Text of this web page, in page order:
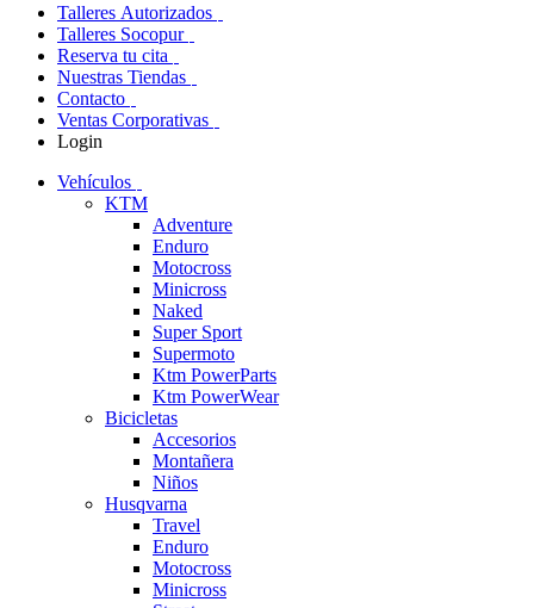
Talleres Autorizados
Talleres Socopur
Reserva tu cita
Nuestras Tiendas
Contacto
Ventas Corporativas
Login
Vehículos
KTM
Adventure
Enduro
Motocross
Minicross
Naked
Super Sport
Supermoto
Ktm PowerParts
Ktm PowerWear
Bicicletas
Accesorios
Montañera
Niños
Husqvarna
Travel
Enduro
Motocross
Minicross